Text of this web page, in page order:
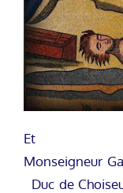
Et
Monseigneur
Duc de